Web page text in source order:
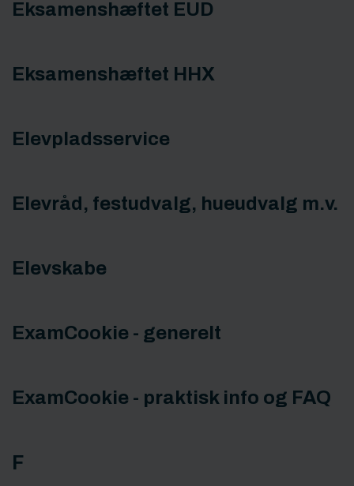
Eksamenshæftet EUD
Eksamenshæftet HHX
Elevpladsservice
Elevråd, festudvalg, hueudvalg m.v.
Elevskabe
ExamCookie - generelt
ExamCookie - praktisk info og FAQ
F